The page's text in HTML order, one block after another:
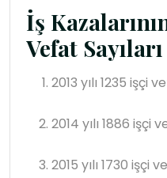
İş
Vefat Sayıları
2013 yılı 1235 işçi
2014 yılı 1886 işçi
2015 yılı 1730 işçi